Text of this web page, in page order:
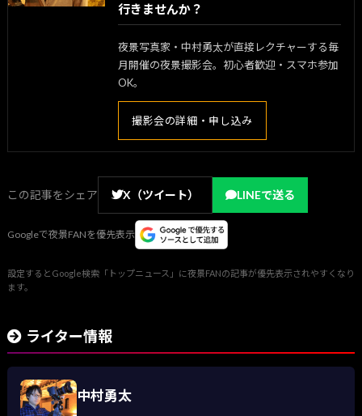
行きませんか？
夜景写真家・中村勇太が直接レクチャーする毎
月開催の夜景撮影会。初心者歓迎・スマホ参加
OK。
撮影会の詳細・申し込み
この記事をシェア X（ツイート） LINEで送る
Googleで夜景FANを優先表示
設定するとGoogle検索「トップニュース」に夜景FANの記事が優先表示されやすくなり
ます。
ライター情報
中村勇太